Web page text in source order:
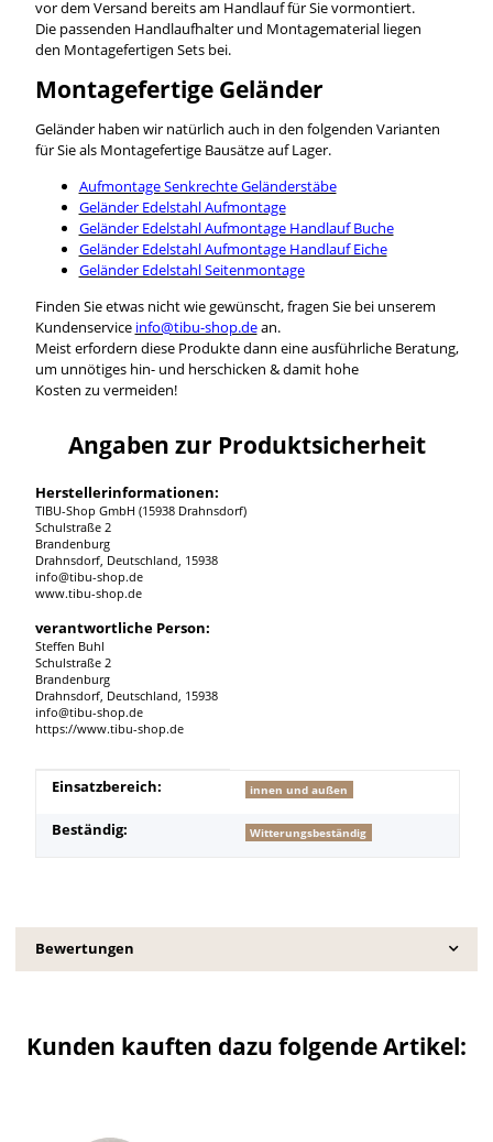
vor dem Versand bereits am Handlauf für Sie vormontiert.
Die passenden Handlaufhalter und Montagematerial liegen
den Montagefertigen Sets bei.
Montagefertige Geländer
Geländer haben wir natürlich auch in den folgenden Varianten
für Sie als Montagefertige Bausätze auf Lager.
Aufmontage Senkrechte Geländerstäbe
Geländer Edelstahl Aufmontage
Geländer Edelstahl Aufmontage Handlauf Buche
Geländer Edelstahl Aufmontage Handlauf Eiche
Geländer Edelstahl Seitenmontage
Finden Sie etwas nicht wie gewünscht, fragen Sie bei unserem
Kundenservice info@tibu-shop.dean.
Meist erfordern diese Produkte dann eine ausführliche Beratung,
um unnötiges hin- und herschicken & damit hohe
Kosten zu vermeiden!
Angaben zur Produktsicherheit
Herstellerinformationen:
TIBU-Shop GmbH (15938 Drahnsdorf)
Schulstraße 2
Brandenburg
Drahnsdorf, Deutschland, 15938
info@tibu-shop.de
www.tibu-shop.de
verantwortliche Person:
Steffen Buhl
Schulstraße 2
Brandenburg
Drahnsdorf, Deutschland, 15938
info@tibu-shop.de
https://www.tibu-shop.de
Produkteigenschaft
Wert
Einsatzbereich: innen und außen
Beständig: Witterungsbeständig
Bewertungen
Kunden kauften dazu folgende Artikel: